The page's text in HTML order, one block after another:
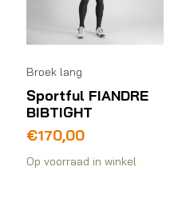
Broek lang
Sportful FIANDRE
BIBTIGHT
€170,00
Op voorraad in winkel